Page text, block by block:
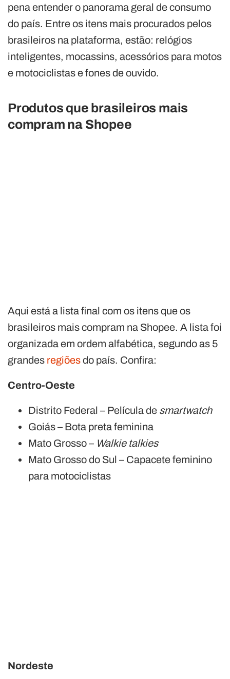
pena entender o panorama geral de consumo
do país. Entre os itens mais procurados pelos
brasileiros na plataforma, estão: relógios
inteligentes, mocassins, acessórios para motos
e motociclistas e fones de ouvido.
Produtos que brasileiros mais
compram na Shopee
Aqui está a lista final com os itens que os
brasileiros mais compram na Shopee. A lista foi
organizada em ordem alfabética, segundo as 5
grandes regiõesdo país. Confira:
Centro-Oeste
Distrito Federal – Película de smartwatch
Goiás – Bota preta feminina
Mato Grosso – Walkie talkies
Mato Grosso do Sul – Capacete feminino
para motociclistas
Nordeste